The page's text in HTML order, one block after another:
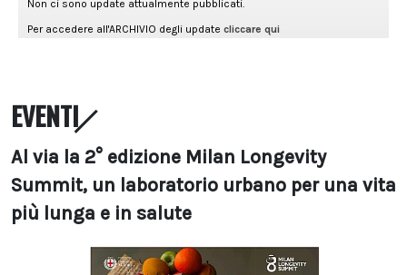
EVENTI
Al via la 2° edizione Milan Longevity
Summit, un laboratorio urbano per una vita
più lunga e in salute